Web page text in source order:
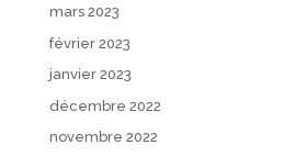
mars 2023
février 2023
janvier 2023
décembre 2022
novembre 2022